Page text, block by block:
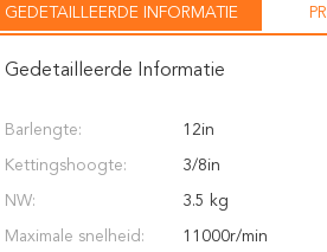
GEDETAILLEERDE INFORMATIE
Gedetailleerde Informatie
Barlengte: 12in
Kettingshoogte: 3/8in
NW: 3.5 kg
Maximale snelheid: 11000r/min